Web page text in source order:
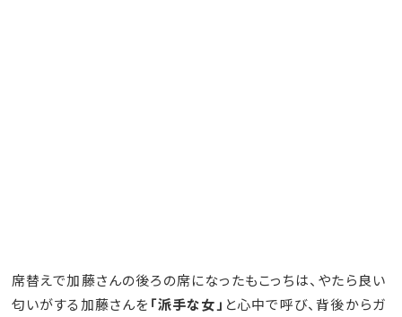
席替えで加藤さんの後ろの席になったもこっちは、やたら良い
匂いがする加藤さんを 「派手な女」 と心中で呼び、背後からガ